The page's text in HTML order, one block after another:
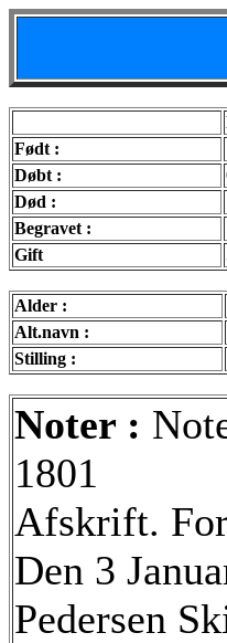
Født :
Døbt :
Død :
Begravet :
Gift
Alder :
Alt.navn :
Stilling :
Noter :
1801
Afskrift.
Den 3
Pedersen